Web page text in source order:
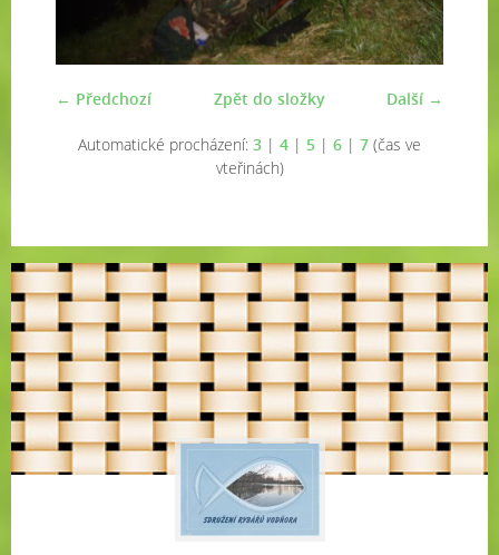
← Předchozí Další →
Zpět do složky
Automatické procházení: 3 | 4 | 5 | 6 | 7 (čas ve
vteřinách)